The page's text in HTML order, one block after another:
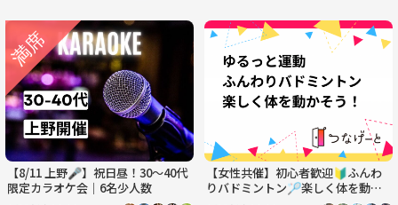
【8/11 上野🎤】祝日昼！30〜40代
限定カラオケ会｜6名少人数
【女性共催】初心者歓迎🔰ふんわ
りバドミントン🏸楽しく体を動か